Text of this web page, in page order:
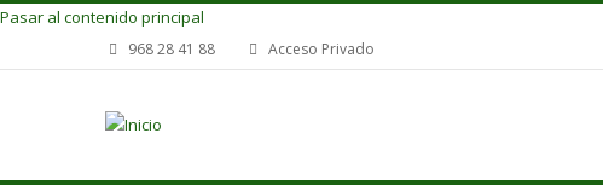
Pasar al contenido principal
968 28 41 88 Acceso Privado